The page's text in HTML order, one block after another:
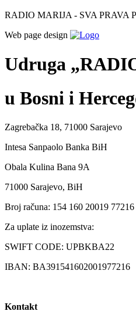
RADIO MARIJA - SVA PRAVA
Web page design
Udruga
u Bosni i
Zagrebačka 18, 71000 Sarajevo
Intesa Sanpaolo Banka BiH
Obala Kulina Bana 9A
71000 Sarajevo, BiH
Broj računa: 154 160 20019 77216
Za uplate iz inozemstva:
SWIFT CODE: UPBKBA22
IBAN: BA391541602001977216
Kontakt